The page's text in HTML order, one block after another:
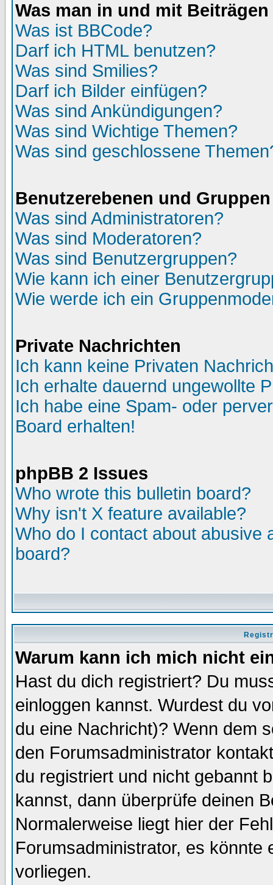
Was man in und mit
Was ist BBCode?
Darf ich HTML benutzen?
Was sind Smilies?
Darf ich Bilder einfügen?
Was sind Ankündigungen?
Was sind Wichtige Themen?
Was sind geschlossene
Benutzerebenen und Gruppen
Was sind Administratoren?
Was sind Moderatoren?
Was sind Benutzergruppen?
Wie kann ich einer
Wie werde ich ein
Private Nachrichten
Ich kann keine Privaten
Ich erhalte dauernd ungewollte
Ich habe eine Spam- oder
Board erhalten!
phpBB 2 Issues
Who wrote this bulletin board?
Why isn't X feature available?
Who do I contact about abusive
board?
Warum kann ich mich nicht
Hast du dich registriert? Du
einloggen kannst. Wurdest du
du eine Nachricht)? Wenn dem
den Forumsadministrator
du registriert und nicht gebannt
kannst, dann überprüfe deinen
Normalerweise liegt hier der
Forumsadministrator, es könnte
vorliegen.